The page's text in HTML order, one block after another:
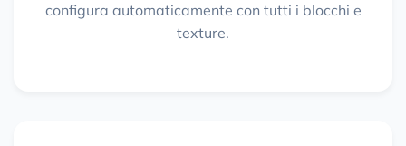
configura automaticamente con tutti i blocchi e
texture.